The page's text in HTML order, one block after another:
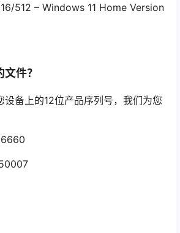
512 – Windows 11 Home Version
件？
设备上的12位产品序列号，我们为您